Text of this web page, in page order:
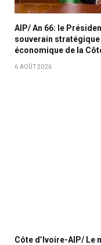
AIP/ An 66: le
souverain
économique de la
6 AOÛT 2026
Côte d’Ivoire-AIP/ Le